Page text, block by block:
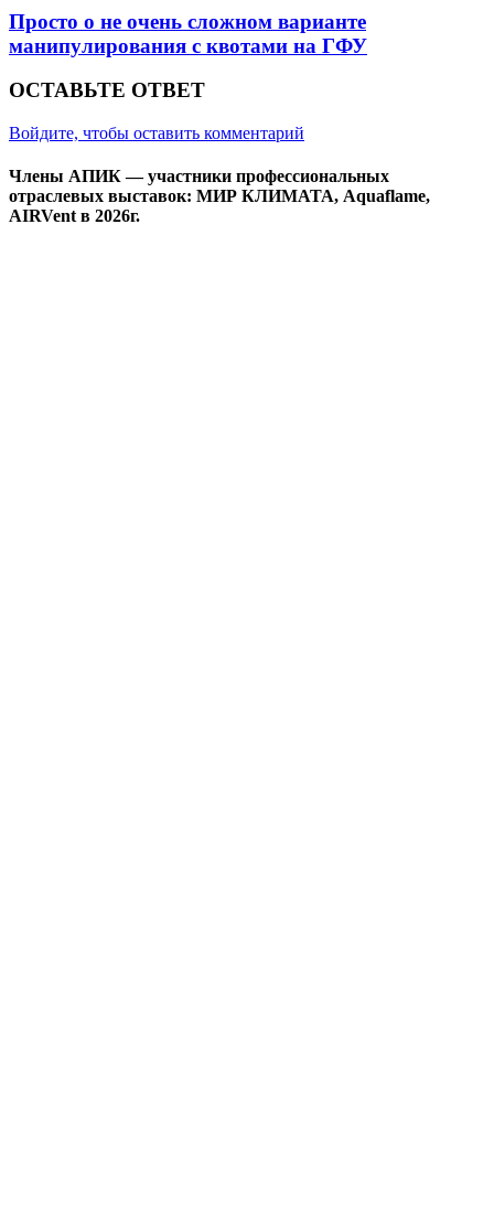
Просто о не очень сложном варианте
манипулирования с квотами на ГФУ
ОСТАВЬТЕ ОТВЕТ
Войдите, чтобы оставить комментарий
Члены АПИК — участники профессиональных
отраслевых выставок: МИР КЛИМАТА, Aquaflame,
AIRVent в 2026г.